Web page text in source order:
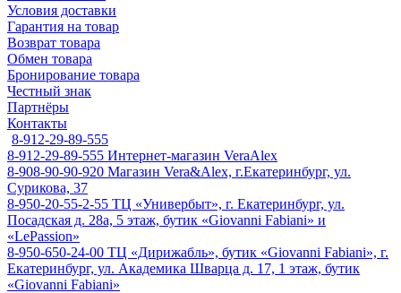
Условия доставки
Гарантия на товар
Возврат товара
Обмен товара
Бронирование товара
Честный знак
Партнёры
Контакты
8-912-29-89-555
8-912-29-89-555 Интернет-магазин VeraAlex
8-908-90-90-920 Магазин Vera&Alex, г.Екатеринбург, ул.
Сурикова, 37
8-950-20-55-2-55 ТЦ «Универбыт», г. Екатеринбург, ул.
Посадская д. 28а, 5 этаж, бутик «Giovanni Fabiani» и
«LePassion»
8-950-650-24-00 ТЦ «Дирижабль», бутик «Giovanni Fabiani», г.
Екатеринбург, ул. Академика Шварца д. 17, 1 этаж, бутик
«Giovanni Fabiani»